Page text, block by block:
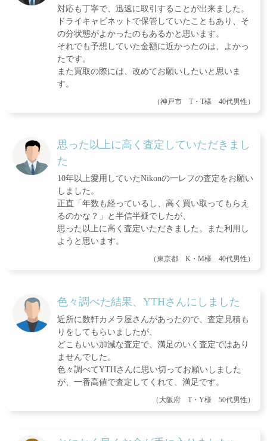
対応も丁寧で、迅速に取引することが出来ました。
ドライキャビネットで保管していたこともあり、そ
の分状態がよかったのもあるかと思います。
それでも予想していた金額に近かったのは、よかっ
たです。
また買取の際には、改めてお願いしたいと思いま
す。
（神戸市 T・T様 40代男性）
思った以上に高く査定していただきまし
た
10年以上愛用していたNikonの一レフの査定をお願い
しました。
正直「年数も経っているし、高く買い取ってもらえ
るのかな？」と半信半疑でしたが、
思った以上に高く査定いただきました。また利用し
ようと思います。
（東京都 K・M様 40代男性）
色々調べた結果、YTHさんにしました
近所に数軒カメラ屋さんがあったので、査定見積も
りをしてもらいましたが、
どこもいい加減な査定で、満足のいく査定ではあり
ませんでした。
色々調べてYTHさんに思い切ってお願いしました
が、一番高値で査定してくれて、満足です。
（大阪府 T・Y様 50代男性）